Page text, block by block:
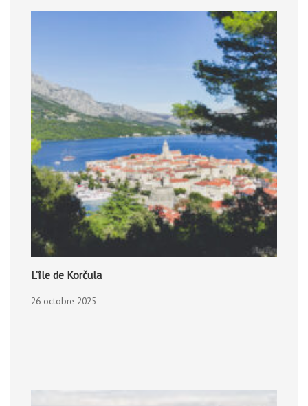
L’île de Korčula
26 octobre 2025